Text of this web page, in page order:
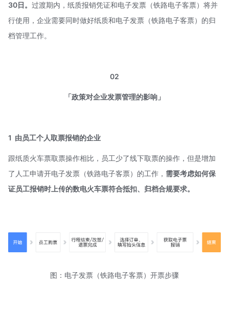
30日。 过渡期内，纸质报销凭证和电子发票（铁路电子客票）将并
行使用，企业需要同时做好纸质和电子发票（铁路电子客票）的归
档管理工作。
02
「政策对企业发票管理的影响」
1 由员工个人取票报销的企业
跟纸质火车票取票操作相比，员工少了线下取票的操作，但是增加
了人工申请开电子发票（铁路电子客票）的工作， 需要考虑如何保
证员工报销时上传的数电火车票符合抵扣、归档合规要求。
图：电子发票（铁路电子客票）开票步骤